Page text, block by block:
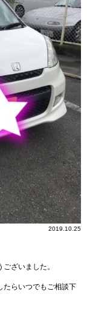
2019.10.25
ざいました。
たらいつでもご相談下